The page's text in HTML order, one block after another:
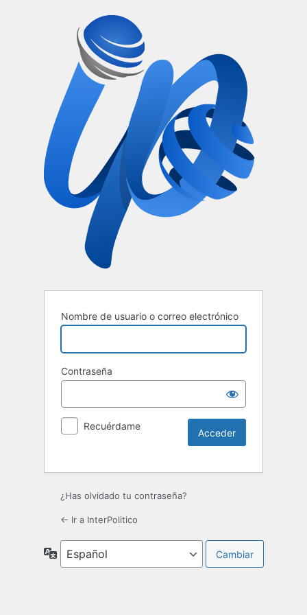
Nombre de usuario o correo electrónico
Contraseña
Recuérdame
¿Has olvidado tu contraseña?
← Ir a InterPolitico
Idioma